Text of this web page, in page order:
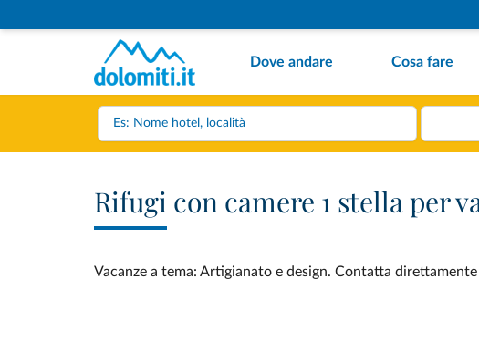
Dove andare Cosa fare
Rifugi con camere 1 stella per
Vacanze a tema: Artigianato e design. Contatta